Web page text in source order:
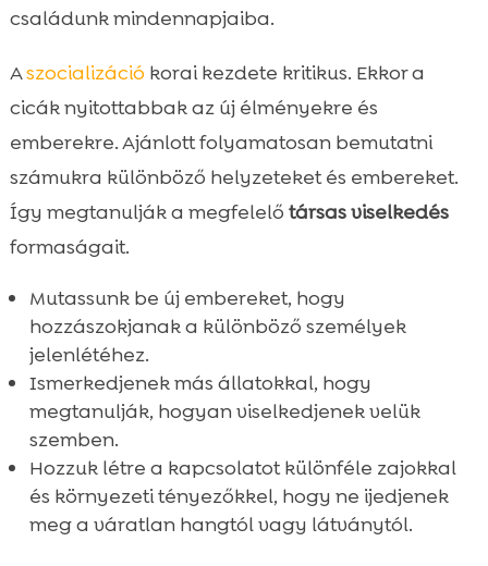
családunk mindennapjaiba.
Aszocializáció korai kezdete kritikus. Ekkor a
cicák nyitottabbak az új élményekre és
emberekre. Ajánlott folyamatosan bemutatni
számukra különböző helyzeteket és embereket.
Így megtanulják a megfelelő társas viselkedés
formaságait.
Mutassunk be új embereket, hogy
hozzászokjanak a különböző személyek
jelenlétéhez.
Ismerkedjenek más állatokkal, hogy
megtanulják, hogyan viselkedjenek velük
szemben.
Hozzuk létre a kapcsolatot különféle zajokkal
és környezeti tényezőkkel, hogy ne ijedjenek
meg a váratlan hangtól vagy látványtól.